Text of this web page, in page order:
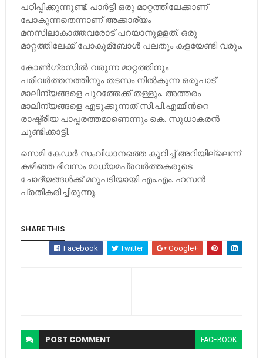
പഠിപ്പിക്കുന്നുണ്ട്. പാര്‍ട്ടി ഒരു മാറ്റത്തിലേക്കാണ്
പോകുന്നതെന്നാണ് അക്കാര്യം
മനസിലാകാത്തവരോട് പറയാനുള്ളത്. ഒരു
മാറ്റത്തിലേക്ക് പോകുമ്ബോള്‍ പലതും കളയേണ്ടി വരും.
കോണ്‍ഗ്രസില്‍ വരുന്ന മാറ്റത്തിനും
പരിവര്‍ത്തനത്തിനും തടസം നില്‍കുന്ന ഒരുപാട്
മാലിന്യങ്ങളെ പുറത്തേക്ക് തള്ളും. അത്തരം
മാലിന്യങ്ങളെ എടുക്കുന്നത് സി.പി.എമ്മിന്‍റെ
രാഷ്ട്രീയ പാപ്പരത്തമാണെന്നും കെ. സുധാകരന്‍
ചൂണ്ടിക്കാട്ടി.
സെമി കേഡര്‍ സംവിധാനത്തെ കുറിച്ച്‌ അറിയില്ലെന്ന്
കഴിഞ്ഞ ദിവസം മാധ്യമപ്രവര്‍ത്തകരുടെ
ചോദ്യങ്ങള്‍ക്ക് മറുപടിയായി എം.എം. ഹസന്‍
പ്രതികരിച്ചിരുന്നു.
SHARE THIS
Facebook Twitter Google+
POST COMMENT FACEBOOK